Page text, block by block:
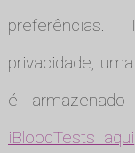
privacidade,
é
iBloodTests aqui